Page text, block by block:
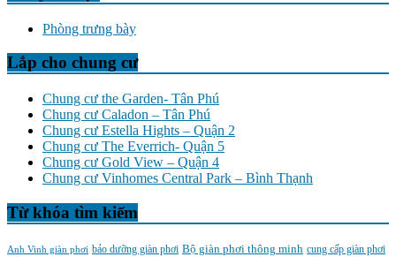
Phòng trưng bày
Lắp cho chung cư
Chung cư the Garden- Tân Phú
Chung cư Caladon – Tân Phú
Chung cư Estella Hights – Quận 2
Chung cư The Everrich- Quận 5
Chung cư Gold View – Quận 4
Chung cư Vinhomes Central Park – Bình Thạnh
Từ khóa tìm kiếm
Anh Vinh giàn phơi bảo dưỡng giàn phơi Bộ giàn phơi thông minh cung cấp giàn phơi